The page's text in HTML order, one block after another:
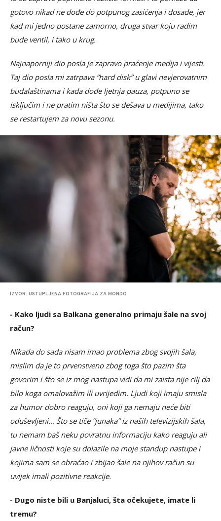
gotovo nikad ne dođe do potpunog zasićenja i dosade, jer
kad mi jedno postane zamorno, druga stvar koju radim
bude ventil, i tako u krug.
Najnaporniji dio posla je zapravo praćenje medija i vijesti.
Taj dio posla mi zatrpava “hard disk” u glavi nevjerovatnim
budalaštinama i kada dođe ljetnja pauza, potpuno se
isključim i ne pratim ništa što se dešava u medijima, tako
se restartujem za novu sezonu.
IZVOR: USTUPLJENA FOTOGRAFIJA ZA MONDO
- Kako ljudi sa Balkana generalno primaju šale na svoj
račun?
Nikada do sada nisam imao problema zbog svojih šala,
mislim da je to prvenstveno zbog toga što pazim šta
govorim i što se iz mog nastupa vidi da mi zaista nije cilj da
bilo koga omalovažim ili uvrijedim. Ljudi koji imaju smisla
za humor dobro reaguju, oni koji ga nemaju neće biti
oduševljeni… Što se tiče “junaka” iz naših televizijskih šala,
tu nemam baš neku povratnu informaciju kako reaguju ali
javne ličnosti koje su dolazile na moje standup nastupe i
kojima sam se obraćao i zbijao šale na njihov račun su
uvijek imali pozitivne reakcije.
- Dugo niste bili u Banjaluci, šta očekujete, imate li
tremu?